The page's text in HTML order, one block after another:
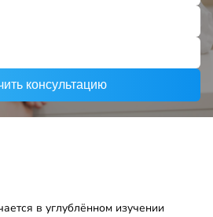
консультацию
в углублённом изучении